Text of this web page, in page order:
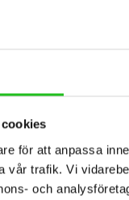
för att anpassa
vår trafik. Vi
och
Handlebar